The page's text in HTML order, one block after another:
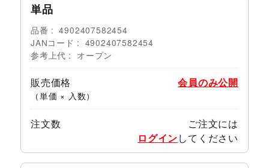
単品
品番
4902407582454
JANコード
4902407582454
参考上代
オープン
販売価格
（単価 × 入数）
会員のみ公開
注文数
ご注文には
ログインしてください